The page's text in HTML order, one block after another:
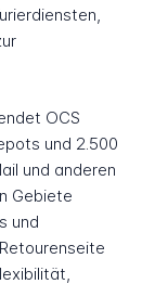
OCS
und 2.500
und anderen
Gebiete
und